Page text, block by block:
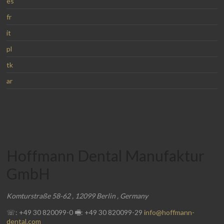
fr
it
pl
tk
ar
Komturstraße 58-62, 12099 Berlin , Germany
☏: +49 30 820099-0 🖷: +49 30 820099-29 info@hoffmann-
dental.com